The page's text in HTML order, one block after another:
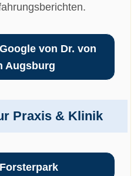
von Dr. von
Augsburg
Praxis & Klinik